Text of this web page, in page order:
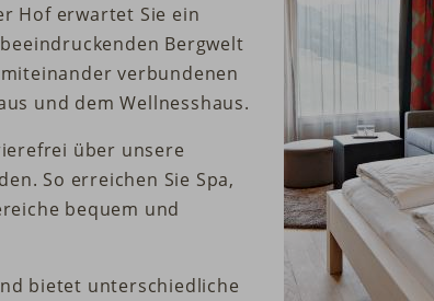
Hof erwartet Sie ein
Bergwelt
verbundenen
und dem Wellnesshaus.
über unsere
So erreichen Sie Spa,
bequem und
bietet unterschiedliche